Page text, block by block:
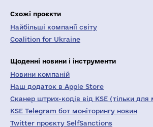
Схожі проєкти
Найбільші компанії світу
Coalition for Ukraine
Щоденні новини і інструменти
Новини компаній
Наш додаток в Apple Store
Сканер штрих-кодів від KSE (тільки для
KSE Telegram бот моніторингу новин
Twitter проєкту SelfSanctions